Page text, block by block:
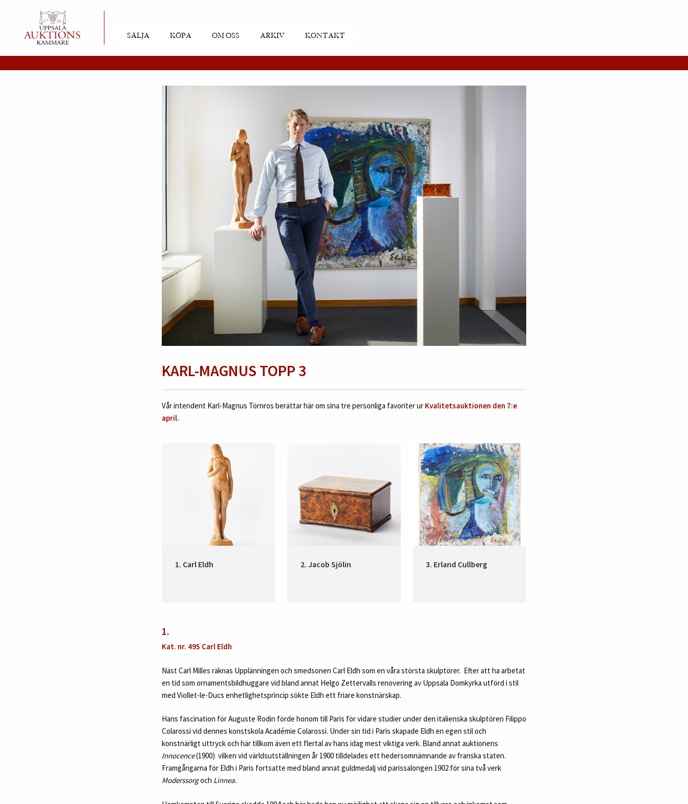
SÄLJA KÖPA OM OSS ARKIV KONTAKT
KARL-MAGNUS TOPP 3
Vår intendent Karl-Magnus Törnros berättar här om sina tre personliga favoriter ur Kvalitetsauktionen den 7:e
april.
1. Carl Eldh 2. Jacob Sjölin 3. Erland Cullberg
1.
Kat. nr. 495 Carl Eldh
Näst Carl Milles räknas Upplänningen och smedsonen Carl Eldh som en våra största skulptörer. Efter att ha arbetat
en tid som ornamentsbildhuggare vid bland annat Helgo Zettervalls renovering av Uppsala Domkyrka utförd i stil
med Viollet-le-Ducs enhetlighetsprincip sökte Eldh ett friare konstnärskap.
Hans fascination för Auguste Rodin förde honom till Paris för vidare studier under den italienska skulptören Filippo
Colarossi vid dennes konstskola Académie Colarossi. Under sin tid i Paris skapade Eldh en egen stil och
konstnärligt uttryck och här tillkom även ett flertal av hans idag mest viktiga verk. Bland annat auktionens
Innocence(1900) vilken vid världsutställningen år 1900 tilldelades ett hedersomnämnande av franska staten.
Framgångarna för Eldh i Paris fortsatte med bland annat guldmedalj vid parissalongen 1902 för sina två verk
Moderssorgoch Linnea.